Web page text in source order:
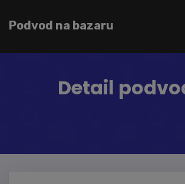
Podvod na bazaru
Detail